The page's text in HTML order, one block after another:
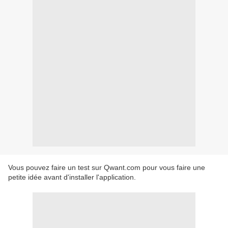
Vous pouvez faire un test sur Qwant.com pour vous faire une
petite idée avant d'installer l'application.